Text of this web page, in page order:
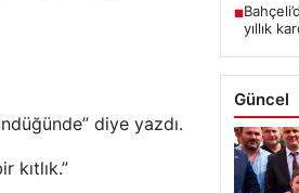
diye yazdı.
kıtlık.”
■
yıllık
Güncel